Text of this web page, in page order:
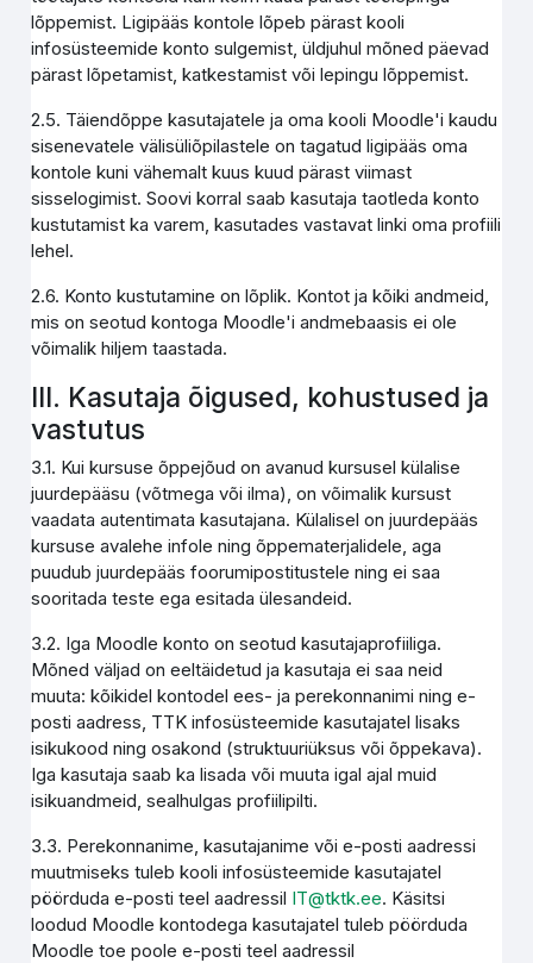
lõppemist. Ligipääs kontole lõpeb pärast kooli
infosüsteemide konto sulgemist, üldjuhul mõned päevad
pärast lõpetamist, katkestamist või lepingu lõppemist.
2.5. Täiendõppe kasutajatele ja oma kooli Moodle'i kaudu
sisenevatele välisüliõpilastele on tagatud ligipääs oma
kontole kuni vähemalt kuus kuud pärast viimast
sisselogimist. Soovi korral saab kasutaja taotleda konto
kustutamist ka varem, kasutades vastavat linki oma profiili
lehel.
2.6. Konto kustutamine on lõplik. Kontot ja kõiki andmeid,
mis on seotud kontoga Moodle'i andmebaasis ei ole
võimalik hiljem taastada.
III. Kasutaja õigused, kohustused ja
vastutus
3.1. Kui kursuse õppejõud on avanud kursusel külalise
juurdepääsu (võtmega või ilma), on võimalik kursust
vaadata autentimata kasutajana. Külalisel on juurdepääs
kursuse avalehe infole ning õppematerjalidele, aga
puudub juurdepääs foorumipostitustele ning ei saa
sooritada teste ega esitada ülesandeid.
3.2. Iga Moodle konto on seotud kasutajaprofiiliga.
Mõned väljad on eeltäidetud ja kasutaja ei saa neid
muuta: kõikidel kontodel ees- ja perekonnanimi ning e-
posti aadress, TTK infosüsteemide kasutajatel lisaks
isikukood ning osakond (struktuuriüksus või õppekava).
Iga kasutaja saab ka lisada või muuta igal ajal muid
isikuandmeid, sealhulgas profiilipilti.
3.3. Perekonnanime, kasutajanime või e-posti aadressi
muutmiseks tuleb kooli infosüsteemide kasutajatel
pöörduda e-posti teel aadressil IT@tktk.ee. Käsitsi
loodud Moodle kontodega kasutajatel tuleb pöörduda
Moodle toe poole e-posti teel aadressil